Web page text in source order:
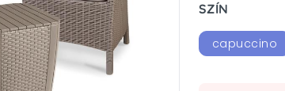
SZÍN
capuccino